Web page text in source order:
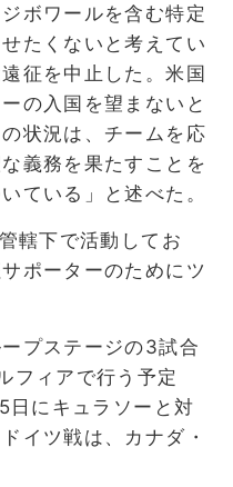
ボワールを含む特定
たくないと考えてい
征を中止した。米国
の入国を望まないと
状況は、チームを応
義務を果たすことを
ている」と述べた。
轄下で活動してお
ポーターのためにツ
プステージの3試合
フィアで行う予定
日にキュラソーと対
イツ戦は、カナダ・